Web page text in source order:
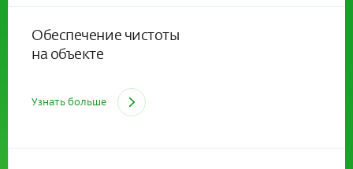
Обеспечение чистоты
на объекте
Узнать больше